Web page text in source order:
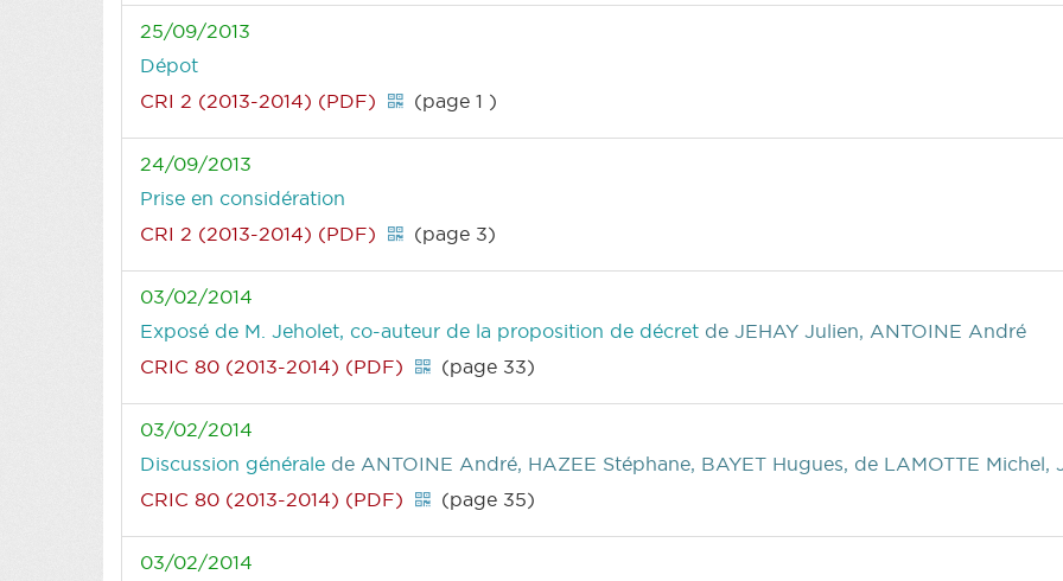
25/09/2013
Dépot
CRI 2 (2013-2014) (PDF)
(page 1 )
24/09/2013
Prise en considération
CRI 2 (2013-2014) (PDF)
(page 3)
03/02/2014
Exposé de M. Jeholet, co-auteur de la proposition de décret de JEHAY Julien, ANTOINE André
CRIC 80 (2013-2014) (PDF)
(page 33)
03/02/2014
Discussion générale de ANTOINE André, HAZEE Stéphane, BAYET Hugues, de LAMOTTE Michel,
CRIC 80 (2013-2014) (PDF)
(page 35)
03/02/2014